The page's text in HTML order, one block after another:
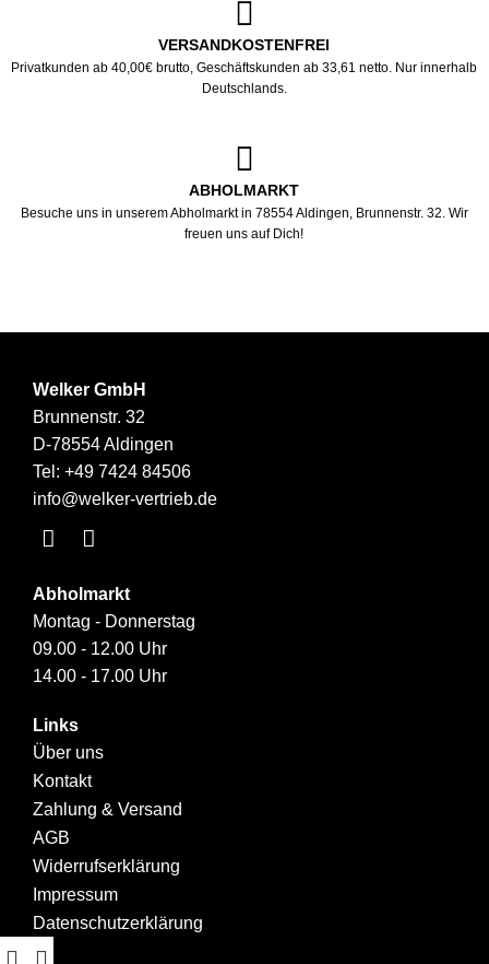
VERSANDKOSTENFREI
Privatkunden ab 40,00€ brutto, Geschäftskunden ab 33,61 netto. Nur innerhalb
Deutschlands.
ABHOLMARKT
Besuche uns in unserem Abholmarkt in 78554 Aldingen, Brunnenstr. 32. Wir
freuen uns auf Dich!
Welker GmbH
Brunnenstr. 32
D-78554 Aldingen
Tel: +49 7424 84506
info@welker-vertrieb.de
Abholmarkt
Montag - Donnerstag
09.00 - 12.00 Uhr
14.00 - 17.00 Uhr
Links
Über uns
Kontakt
Zahlung & Versand
AGB
Widerrufserklärung
Impressum
Datenschutzerklärung